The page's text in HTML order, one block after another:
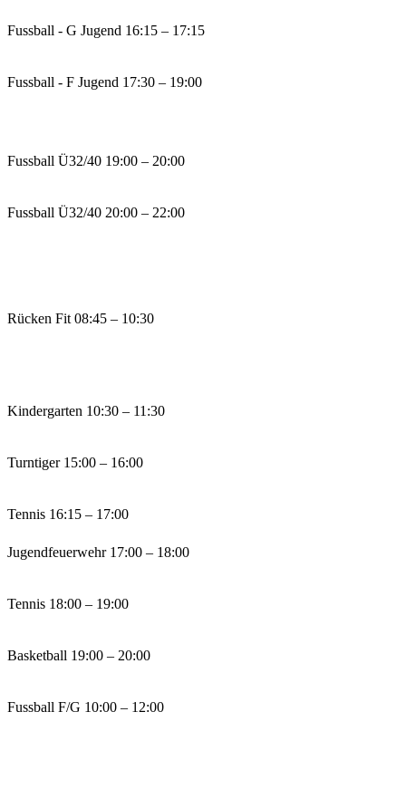
Fussball - G Jugend 16:15 – 17:15
Fussball - F Jugend 17:30 – 19:00
Fussball Ü32/40 19:00 – 20:00
Fussball Ü32/40 20:00 – 22:00
Rücken Fit 08:45 – 10:30
Kindergarten 10:30 – 11:30
Turntiger 15:00 – 16:00
Tennis 16:15 – 17:00
Jugendfeuerwehr 17:00 – 18:00
Tennis 18:00 – 19:00
Basketball 19:00 – 20:00
Fussball F/G 10:00 – 12:00